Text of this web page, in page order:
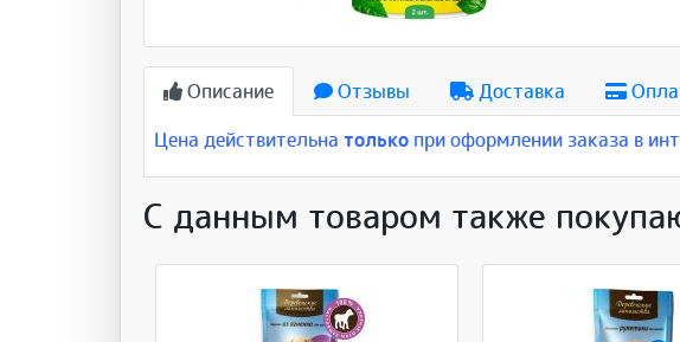
Описание Отзывы Доставка
Цена действительнатолько при оформлении заказа в
С данным товаром также